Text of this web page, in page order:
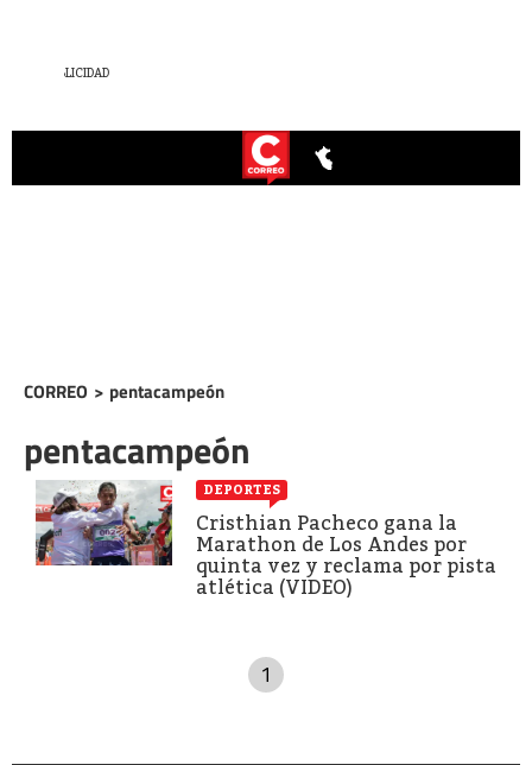
CORREO > pentacampeón
pentacampeón
DEPORTES
Cristhian Pacheco gana la
Marathon de Los Andes por
quinta vez y reclama por pista
atlética (VIDEO)
1